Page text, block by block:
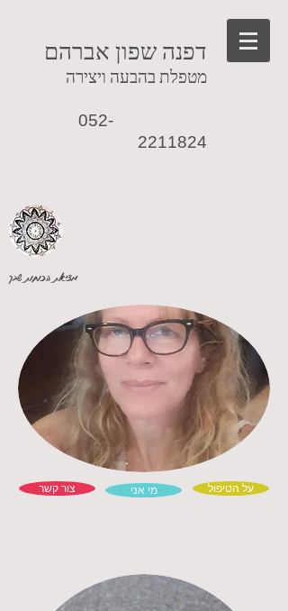
דפנה שפון אברהם
מטפלת בהבעה ויצירה
052-
2211824
מציאת הכוחות שבך
צור קשר מי אני על הטיפול